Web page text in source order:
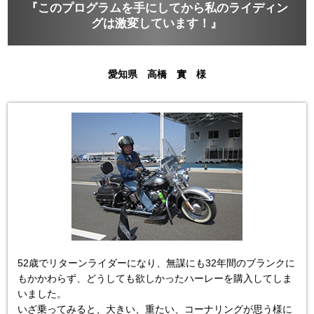
『このプログラムを手にしてから私のライディン
グは激変しています！』
愛知県 高橋 實 様
52歳でリターンライダーになり、無謀にも32年間のブランクに
もかかわらず、どうしても欲しかったハーレーを購入してしま
いました。
いざ乗ってみると、大きい、重たい、コーナリングが思う様に